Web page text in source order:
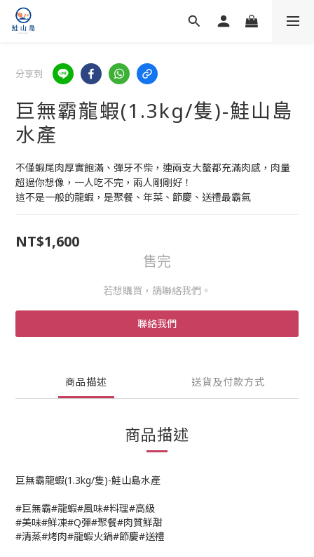
分享到
巨無霸龍蝦(1.3kg/隻)-鮭山島
水產
不僅蝦尾肉厚實飽滿、彈牙不柴，連兩支大螯都充滿肉感，肉量
超過你想像，一人吃不完，兩人剛剛好！
這不是一般的龍蝦，是聚餐、年菜、節慶、送禮最霸氣
NT$1,600
售完
若想購買，請聯絡我們。
聯絡我們
商品描述 送貨及付款方式
商品描述
巨無霸龍蝦(1.3kg/隻)-鮭山島水產
#巨無霸#龍蝦#風味#料理#高級
#美味#鮮凍#Q彈#聚餐#肉質鮮甜
#清蒸#烤肉#龍蝦火鍋#節慶#送禮